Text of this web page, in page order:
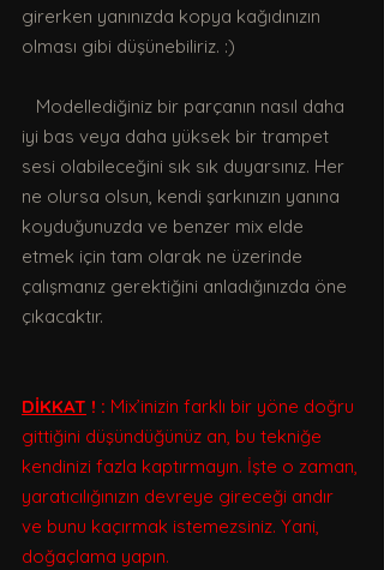
girerken yanınızda kopya kağıdınızın
olması gibi düşünebiliriz. :)
iyi bas veya daha yüksek bir trampet
sesi olabileceğini sık sık duyarsınız. Her
ne olursa olsun, kendi şarkınızın yanına
koyduğunuzda ve benzer mix elde
etmek için tam olarak ne üzerinde
çalışmanız gerektiğini anladığınızda öne
çıkacaktır.
DİKKAT ! : Mix’inizin farklı bir yöne doğru
gittiğini düşündüğünüz an, bu tekniğe
kendinizi fazla kaptırmayın. İşte o zaman,
yaratıcılığınızın devreye gireceği andır
ve bunu kaçırmak istemezsiniz. Yani,
doğaçlama yapın.